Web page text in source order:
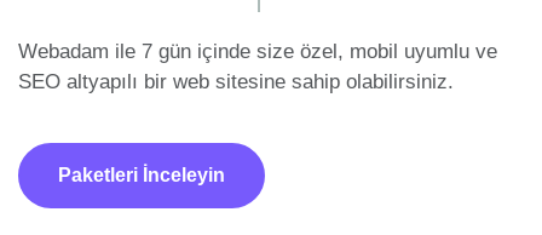
Webadam ile 7 gün içinde size özel, mobil uyumlu ve
SEO altyapılı bir web sitesine sahip olabilirsiniz.
Paketleri İnceleyin